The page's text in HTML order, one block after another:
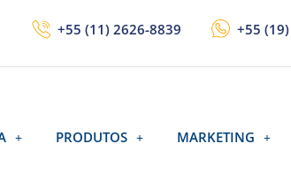
+55 (11) 2626-8839 +55
PRODUTOS MARKETING